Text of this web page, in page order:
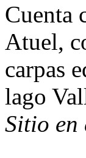
Cuenta
Atuel,
carpas
lago
Sitio en